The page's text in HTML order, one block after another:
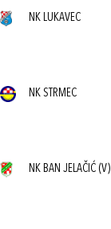
NK LUKAVEC
NK STRMEC
NK BAN JELAČIĆ (V)